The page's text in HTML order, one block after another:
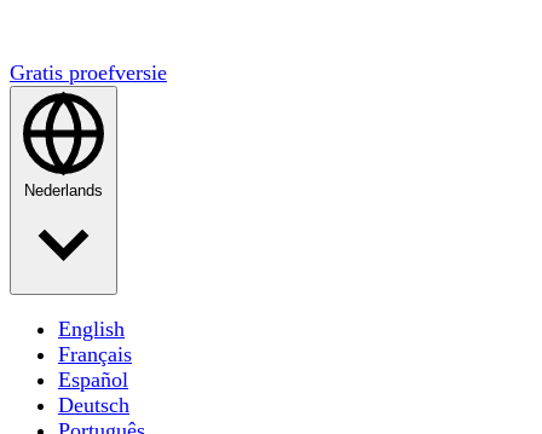
Gratis proefversie
Nederlands
English
Français
Español
Deutsch